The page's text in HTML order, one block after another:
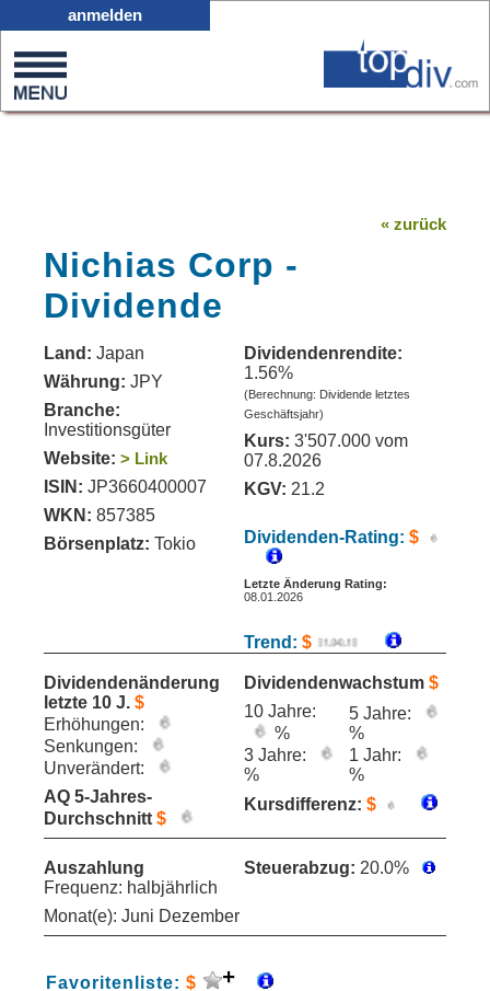
0
on
anmelden
« zurück
Nichias Corp -
Dividende
Land: Japan
Währung: JPY
Branche:
Investitionsgüter
Website: > Link
ISIN: JP3660400007
WKN: 857385
Börsenplatz: Tokio
Dividendenrendite:
1.56%
(Berechnung: Dividende letztes
Geschäftsjahr)
Kurs: 3'507.000 vom
07.8.2026
KGV: 21.2
Dividenden-Rating: $
Letzte Änderung Rating:
08.01.2026
Trend: $
Dividendenänderung
letzte 10 J. $
Erhöhungen:
Senkungen:
Unverändert:
AQ 5-Jahres-
Durchschnitt $
Dividendenwachstum $
10 Jahre:
%
5 Jahre:
%
3 Jahre:
%
1 Jahr:
%
Kursdifferenz: $
Auszahlung
Frequenz: halbjährlich
Monat(e): Juni Dezember
Steuerabzug: 20.0%
Favoritenliste: $